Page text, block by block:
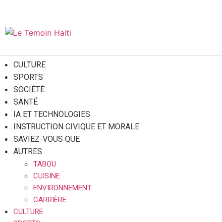
CULTURE
SPORTS
SOCIÉTÉ
SANTÉ
IA ET TECHNOLOGIES
INSTRUCTION CIVIQUE ET MORALE
SAVIEZ-VOUS QUE
AUTRES
TABOU
CUISINE
ENVIRONNEMENT
CARRIÈRE
CULTURE